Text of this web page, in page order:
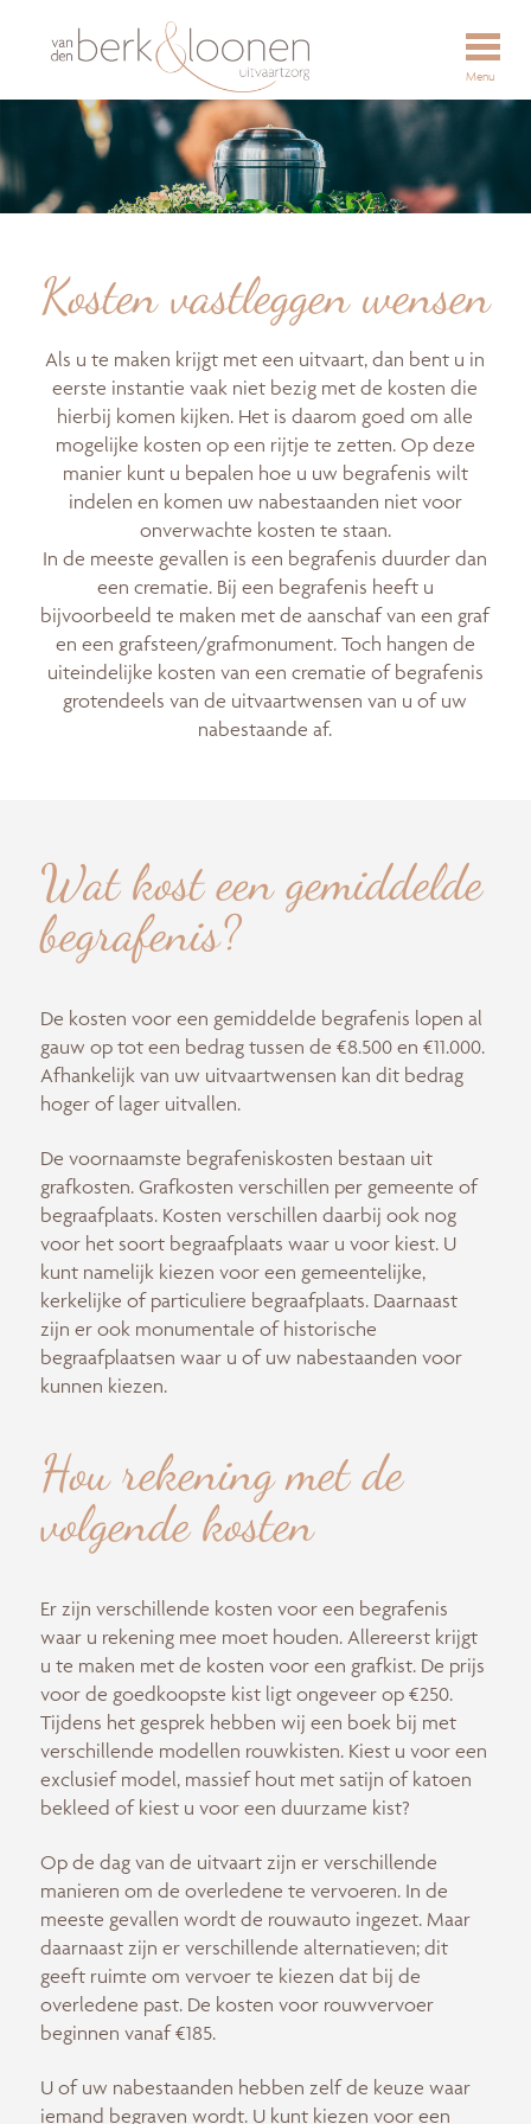
Menu
Kosten vastleggen wensen
Als u te maken krijgt met een uitvaart, dan bent u in
eerste instantie vaak niet bezig met de kosten die
hierbij komen kijken. Het is daarom goed om alle
mogelijke kosten op een rijtje te zetten. Op deze
manier kunt u bepalen hoe u uw begrafenis wilt
indelen en komen uw nabestaanden niet voor
onverwachte kosten te staan.
In de meeste gevallen is een begrafenis duurder dan
een crematie. Bij een begrafenis heeft u
bijvoorbeeld te maken met de aanschaf van een graf
en een grafsteen/grafmonument. Toch hangen de
uiteindelijke kosten van een crematie of begrafenis
grotendeels van de uitvaartwensen van u of uw
nabestaande af.
Wat kost een gemiddelde
begrafenis?
De kosten voor een gemiddelde begrafenis lopen al
gauw op tot een bedrag tussen de €8.500 en €11.000.
Afhankelijk van uw uitvaartwensen kan dit bedrag
hoger of lager uitvallen.
De voornaamste begrafeniskosten bestaan uit
grafkosten. Grafkosten verschillen per gemeente of
begraafplaats. Kosten verschillen daarbij ook nog
voor het soort begraafplaats waar u voor kiest. U
kunt namelijk kiezen voor een gemeentelijke,
kerkelijke of particuliere begraafplaats. Daarnaast
zijn er ook monumentale of historische
begraafplaatsen waar u of uw nabestaanden voor
kunnen kiezen.
Hou rekening met de
volgende kosten
Er zijn verschillende kosten voor een begrafenis
waar u rekening mee moet houden. Allereerst krijgt
u te maken met de kosten voor een grafkist. De prijs
voor de goedkoopste kist ligt ongeveer op €250.
Tijdens het gesprek hebben wij een boek bij met
verschillende modellen rouwkisten. Kiest u voor een
exclusief model, massief hout met satijn of katoen
bekleed of kiest u voor een duurzame kist?
Op de dag van de uitvaart zijn er verschillende
manieren om de overledene te vervoeren. In de
meeste gevallen wordt de rouwauto ingezet. Maar
daarnaast zijn er verschillende alternatieven; dit
geeft ruimte om vervoer te kiezen dat bij de
overledene past. De kosten voor rouwvervoer
beginnen vanaf €185.
U of uw nabestaanden hebben zelf de keuze waar
iemand begraven wordt. U kunt kiezen voor een